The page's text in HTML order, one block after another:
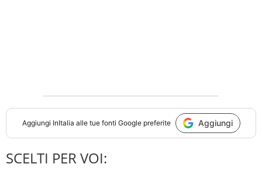
Aggiungi InItalia alle tue fonti Google preferite Aggiungi
SCELTI PER VOI: